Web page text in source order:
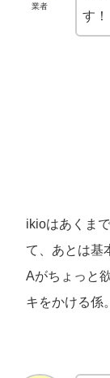
業者
す！
ikioはあくま
て、あとは基
Aがちょっと
キをかける係。